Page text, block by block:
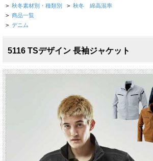
> 秋冬素材別・種類別 > 秋冬 綿高混率
> 商品一覧
> デニム
5116 TSデザイン 長袖ジャケット